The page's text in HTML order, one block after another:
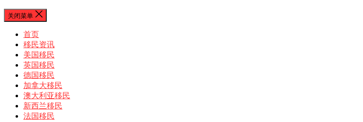
关闭菜单
首页
移民资讯
美国移民
英国移民
德国移民
加拿大移民
澳大利亚移民
新西兰移民
法国移民